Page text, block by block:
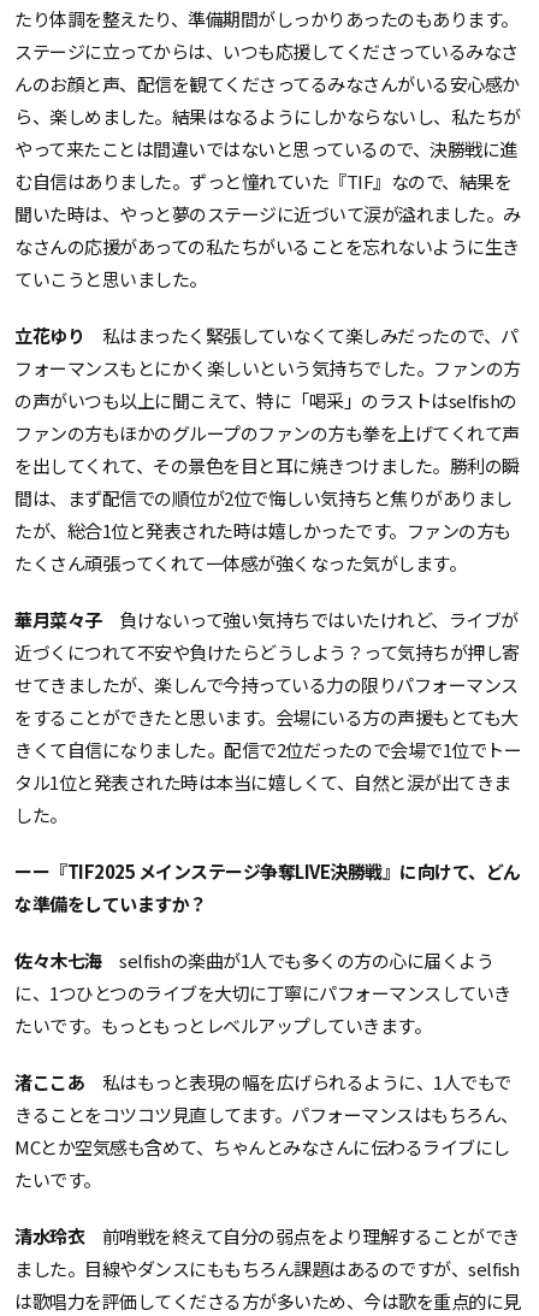
たり体調を整えたり、準備期間がしっかりあったのもあります。
ステージに立ってからは、いつも応援してくださっているみなさ
んのお顔と声、配信を観てくださってるみなさんがいる安心感か
ら、楽しめました。結果はなるようにしかならないし、私たちが
やって来たことは間違いではないと思っているので、決勝戦に進
む自信はありました。ずっと憧れていた『TIF』なので、結果を
聞いた時は、やっと夢のステージに近づいて涙が溢れました。み
なさんの応援があっての私たちがいることを忘れないように生き
ていこうと思いました。
立花ゆり 私はまったく緊張していなくて楽しみだったので、パ
フォーマンスもとにかく楽しいという気持ちでした。ファンの方
の声がいつも以上に聞こえて、特に「喝采」のラストはselfishの
ファンの方もほかのグループのファンの方も拳を上げてくれて声
を出してくれて、その景色を目と耳に焼きつけました。勝利の瞬
間は、まず配信での順位が2位で悔しい気持ちと焦りがありまし
たが、総合1位と発表された時は嬉しかったです。ファンの方も
たくさん頑張ってくれて一体感が強くなった気がします。
華月菜々子負けないって強い気持ちではいたけれど、ライブが
近づくにつれて不安や負けたらどうしよう？って気持ちが押し寄
せてきましたが、楽しんで今持っている力の限りパフォーマンス
をすることができたと思います。会場にいる方の声援もとても大
きくて自信になりました。配信で2位だったので会場で1位でトー
タル1位と発表された時は本当に嬉しくて、自然と涙が出てきま
した。
ーー『TIF2025 メインステージ争奪LIVE決勝戦』に向けて、どん
な準備をしていますか？
佐々木七海selfishの楽曲が1人でも多くの方の心に届くよう
に、1つひとつのライブを大切に丁寧にパフォーマンスしていき
たいです。もっともっとレベルアップしていきます。
渚ここあ 私はもっと表現の幅を広げられるように、1人でもで
きることをコツコツ見直してます。パフォーマンスはもちろん、
MCとか空気感も含めて、ちゃんとみなさんに伝わるライブにし
たいです。
清水玲衣前哨戦を終えて自分の弱点をより理解することができ
ました。目線やダンスにももちろん課題はあるのですが、selfish
は歌唱力を評価してくださる方が多いため、今は歌を重点的に見